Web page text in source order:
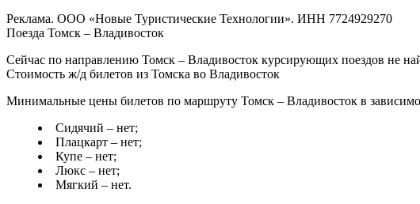
Реклама. ООО «Новые Туристические Технологии». ИНН 7724929270
Поезда Томск – Владивосток
Сейчас по направлению Томск – Владивосток курсирующих поездов не
Стоимость ж/д билетов из Томска во Владивосток
Минимальные цены билетов по маршруту Томск – Владивосток в
Сидячий – нет;
Плацкарт – нет;
Купе – нет;
Люкс – нет;
Мягкий – нет.